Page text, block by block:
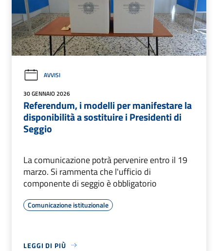
AVVISI
30 GENNAIO 2026
Referendum, i modelli per manifestare la
disponibilità a sostituire i Presidenti di
Seggio
La comunicazione potrà pervenire entro il 19
marzo. Si rammenta che l'ufficio di
componente di seggio è obbligatorio
Comunicazione istituzionale
LEGGI DI PIÙ